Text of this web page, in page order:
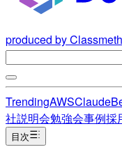
produced by
TrendingAWSClaude
社説明会勉強会事例採
目次